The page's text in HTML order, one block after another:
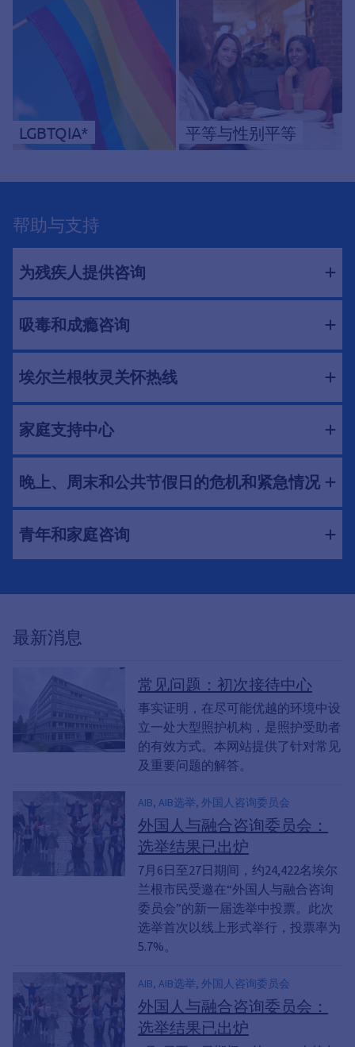
LGBTQIA* 平等与性别平等
帮助与支持
为残疾人提供咨询
吸毒和成瘾咨询
埃尔兰根牧灵关怀热线
家庭支持中心
晚上、周末和公共节假日的危机和紧急情况
青年和家庭咨询
最新消息
常见问题：初次接待中心
事实证明，在尽可能优越的环境中设
立一处大型照护机构，是照护受助者
的有效方式。本网站提供了针对常见
及重要问题的解答。
AIB, AIB选举, 外国人咨询委员会
外国人与融合咨询委员会：
选举结果已出炉
7月6日至27日期间，约24,422名埃尔
兰根市民受邀在“外国人与融合咨询
委员会”的新一届选举中投票。此次
选举首次以线上形式举行，投票率为
5.7%。
AIB, AIB选举, 外国人咨询委员会
外国人与融合咨询委员会：
选举结果已出炉